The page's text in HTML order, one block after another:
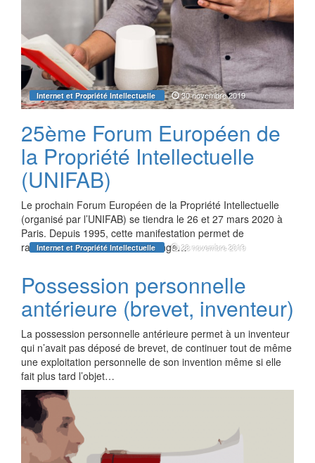
Internet et Propriété Intellectuelle 30 novembre 2019
25ème Forum Européen de
la Propriété Intellectuelle
(UNIFAB)
Le prochain Forum Européen de la Propriété Intellectuelle
(organisé par l’UNIFAB) se tiendra le 26 et 27 mars 2020 à
Paris. Depuis 1995, cette manifestation permet de
rassembler dans un lieu d’échange…
Internet et Propriété Intellectuelle 28 novembre 2019
Possession personnelle
antérieure (brevet, inventeur)
La possession personnelle antérieure permet à un inventeur
qui n’avait pas déposé de brevet, de continuer tout de même
une exploitation personnelle de son invention même si elle
fait plus tard l’objet…